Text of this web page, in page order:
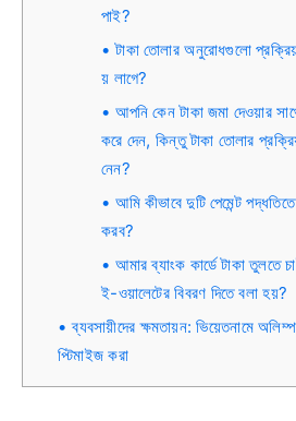
পাই?
টাকা তোলার অনুরোধগুলো
য় লাগে?
আপনি কেন টাকা জমা দেওয়ার
করে দেন, কিন্তু টাকা তোলার
নেন?
আমি কীভাবে দুটি পেমেন্ট
করব?
আমার ব্যাংক কার্ডে টাকা তুলতে
ই-ওয়ালেটের বিবরণ দিতে বলা হয়?
ব্যবসায়ীদের ক্ষমতায়ন: ভিয়েতনামে
প্টিমাইজ করা